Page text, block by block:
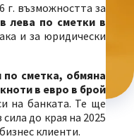
г. възможността за
лева по сметки в
и за юридически
по сметка, обмяна
в евро в брой
на банката. Те ще
до края на 2025
клиенти.